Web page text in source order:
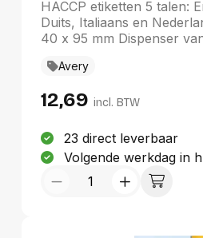
HACCP etiketten 5 talen: Engels, Frans,
Duits, Italiaans en Nederlands
40 x 95 mm
Avery
12,69 incl. BTW
23 direct leverbaar
Volgende werkdag in